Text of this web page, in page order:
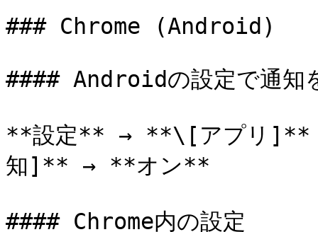
### Chrome (Android)
#### Androidの設定で通知
**設定** → **\[アプリ
知]** → **オン**
#### Chrome内の設定